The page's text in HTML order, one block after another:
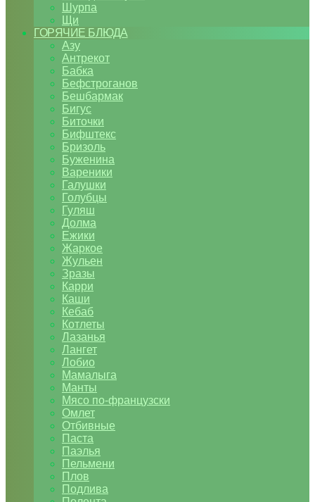
Шурпа
Щи
ГОРЯЧИЕ БЛЮДА
Азу
Антрекот
Бабка
Бефстроганов
Бешбармак
Бигус
Биточки
Бифштекс
Бризоль
Буженина
Вареники
Галушки
Голубцы
Гуляш
Долма
Ежики
Жаркое
Жульен
Зразы
Карри
Каши
Кебаб
Котлеты
Лазанья
Лангет
Лобио
Мамалыга
Манты
Мясо по-французски
Омлет
Отбивные
Паста
Паэлья
Пельмени
Плов
Подлива